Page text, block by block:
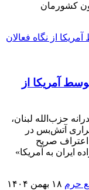
کشورمان
آمریکا از
حزب‌الله لبنان،
آتش‌بس در
اعتراف صریح
ایران به آمریکا»
۱۸ بهمن ۱۴۰۴